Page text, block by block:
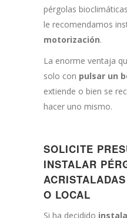
pérgolas
le recomendamos
motorización.
La enorme ventaja
solo con pulsar un
extiende o bien se
hacer uno mismo.
SOLICITE
INSTALAR
O LOCAL
Si ha decidido